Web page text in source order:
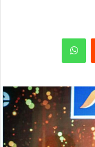
واتساب